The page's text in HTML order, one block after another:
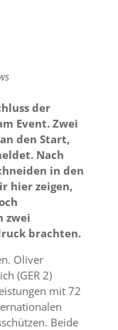
der
Event. Zwei
den Start,
Nach
in den
hier zeigen,
zwei
brachten.
Oliver
(GER 2)
mit 72
Beide